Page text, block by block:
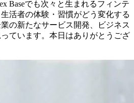
Baseでも次々と生まれるフィンテ
活者の体験・習慣がどう変化する
の新たなサービス開発、ビジネス
ています。本日はありがとうござ